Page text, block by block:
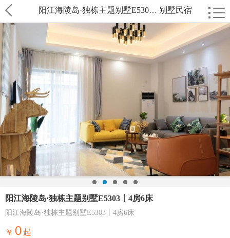
阳江海陵岛·独栋主题别墅E530… 别墅民宿
阳江海陵岛·独栋主题别墅E5303丨4房6床
阳江海陵岛·独栋主题别墅E5303丨4房6床
￥ 0 起